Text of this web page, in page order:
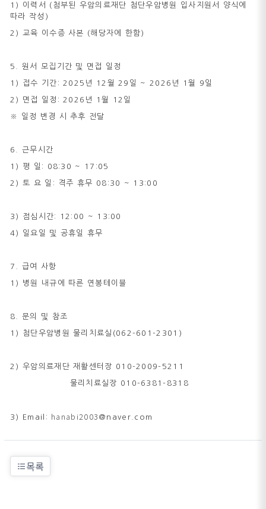
1) 이력서 (첨부된 우암의료재단 첨단우암병원 입사지원서 양식에
따라 작성)
2) 교육 이수증 사본 (해당자에 한함)
5. 원서 모집기간 및 면접 일정
1) 접수 기간: 2025년 12월 29일 ~ 2026년 1월 9일
2) 면접 일정: 2026년 1월 12일
※ 일정 변경 시 추후 전달
6. 근무시간
1) 평 일: 08:30 ~ 17:05
2) 토 요 일: 격주 휴무 08:30 ~ 13:00
3) 점심시간: 12:00 ~ 13:00
4) 일요일 및 공휴일 휴무
7. 급여 사항
1) 병원 내규에 따른 연봉테이블
8. 문의 및 참조
1) 첨단우암병원 물리치료실(062-601-2301)
2) 우암의료재단 재활센터장 010-2009-5211
물리치료실장 010-6381-8318
3) Email: hanabi2003 @naver.com
목록